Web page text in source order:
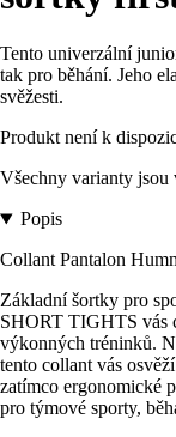
Tento univerzální
tak pro běhání. Jeho
svěžesti.
Produkt není k
Všechny varianty jsou
Popis
Collant Pantalon
Základní šortky pro
SHORT TIGHTS vás
výkonných tréninků.
tento collant vás
zatímco ergonomické
pro týmové sporty,